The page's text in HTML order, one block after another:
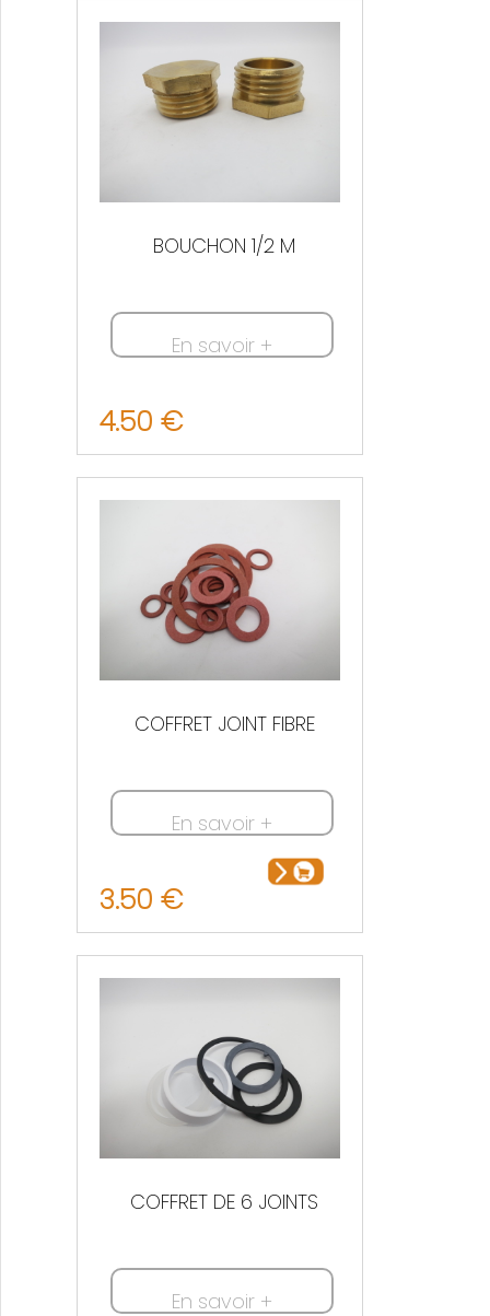
Nous contacter
BOUCHON 1/2 M
En savoir +
4.50 €
Nous contacter
COFFRET JOINT FIBRE
En savoir +
3.50 €
COFFRET DE 6 JOINTS
En savoir +